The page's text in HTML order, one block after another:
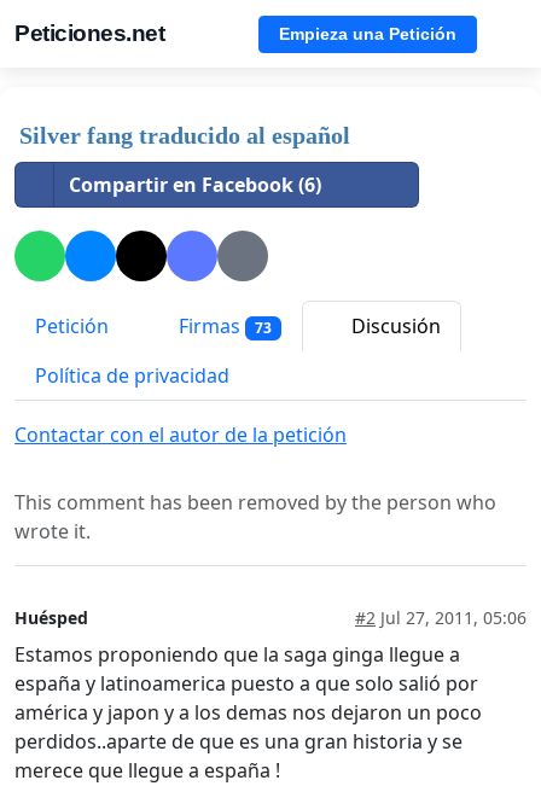
Peticiones.net Empieza una Petición
Silver fang traducido al español
Compartir en Facebook (6)
Petición Firmas 73
Discusión
Política de privacidad
Contactar con el autor de la petición
This comment has been removed by the person who
wrote it.
Huésped #2 Jul 27, 2011, 05:06
Estamos proponiendo que la saga ginga llegue a
españa y latinoamerica puesto a que solo salió por
américa y japon y a los demas nos dejaron un poco
perdidos..aparte de que es una gran historia y se
merece que llegue a españa !